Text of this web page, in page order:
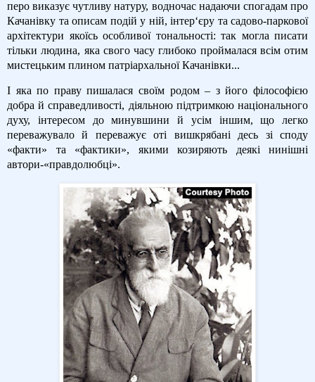
перо виказує чутливу натуру, водночас надаючи спогадам про
Качанівку та описам подій у ній, інтер‘єру та садово-паркової
архітектури якоїсь особливої тональності: так могла писати
тільки людина, яка свого часу глибоко проймалася всім отим
мистецьким плином патріархальної Качанівки...
І яка по праву пишалася своїм родом – з його філософією
добра й справедливості, діяльною підтримкою національного
духу, інтересом до минувшини й усім іншим, що легко
переважувало й переважує оті вишкрябані десь зі споду
«факти» та «фактики», якими козиряють деякі нинішні
автори-«правдолюбці».